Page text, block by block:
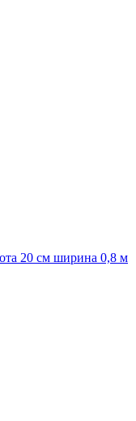
20 см ширина 0,8 м